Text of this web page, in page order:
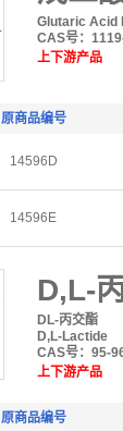
Glutaric Acid
CAS号：
上下游产品
原商品编号
14596D
14596E
D,L-
DL-丙交酯
D,L-Lactide
CAS号：95-
上下游产品
原商品编号